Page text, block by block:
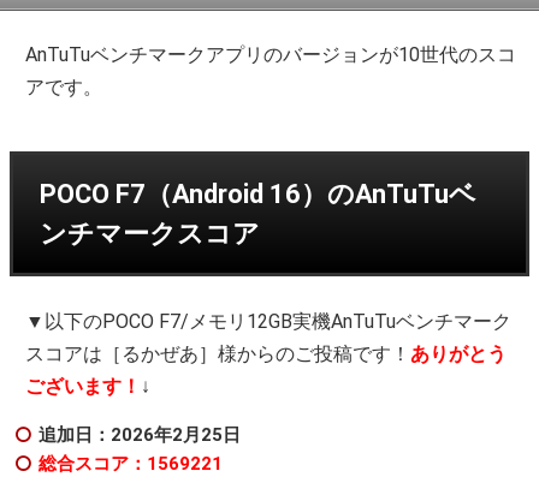
AnTuTuベンチマークアプリのバージョンが10世代のスコ
アです。
POCO F7（Android 16）のAnTuTuベ
ンチマークスコア
▼以下のPOCO F7/メモリ12GB実機AnTuTuベンチマーク
スコアは［るかぜあ］様からのご投稿です！ ありがとう
ございます！ ↓
追加日：2026年2月25日
総合スコア：1569221